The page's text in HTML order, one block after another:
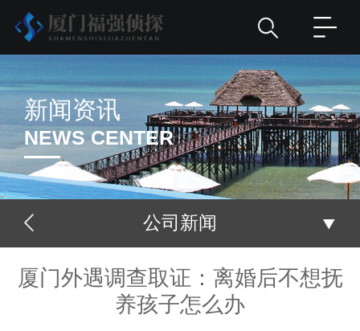
新闻资讯
NEWS CENTER
公司新闻
厦门外遇调查取证：离婚后不想抚
养孩子怎么办